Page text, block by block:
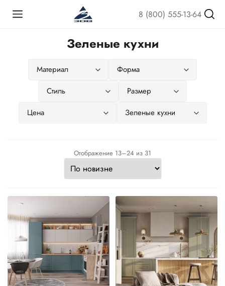
8 (800) 555-13-64
Зеленые кухни
Отображение 13–24 из 31
недавние